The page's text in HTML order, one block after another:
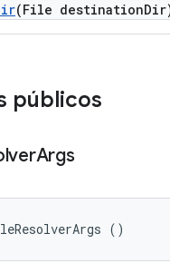
(File destination
públicos
Args
()